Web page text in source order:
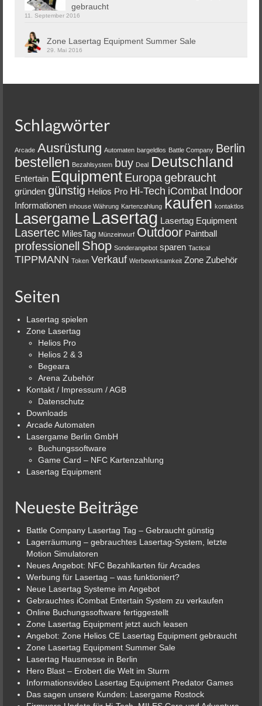
gebraucht
11. September 2016
Zone Lasertag Equipment Summer Sale
29. Mai 2016
Schlagwörter
Arcade Ausrüstung Automaten bargeldlos Battle Company Berlin
bestellen Bezahlsystem buy Deal Deutschland
Entertain Equipment Europagebraucht
gründen günstig Helios Pro Hi-Tech iCombat Indoor
Informationen inhouse Währung Kartenzahlung kaufen kontaktlos
Lasergame Lasertag Lasertag Equipment
Lasertec MilesTag Münzeinwurf Outdoor Paintball
professionell Shop Sonderangebot sparen Tactical
TIPPMANN Token Verkauf Werbewirksamkeit Zone Zubehör
Seiten
Lasertag spielen
Zone Lasertag
Helios Pro
Helios 2 & 3
Begeara
Arena Zubehör
Kontakt / Impressum / AGB
Datenschutz
Downloads
Arcade Automaten
Lasergame Berlin GmbH
Buchungssoftware
Game Card – NFC Kartenzahlung
Lasertag Equipment
Neueste Beiträge
Battle Company Lasertag Tag – Gebraucht günstig
Lagerräumung – gebrauchtes Lasertag-System, letzte
Motion Simulatoren
Neues Angebot: NFC Bezahlkarten für Arcades
Werbung für Lasertag – was funktioniert?
Neue Lasertag Systeme im Angebot
Gebrauchtes iCombat Entertain System zu verkaufen
Online Buchungssoftware fertiggestellt
Zone Lasertag Equipment jetzt auch leasen
Angebot: Zone Helios CE Lasertag Equipment gebraucht
Zone Lasertag Equipment Summer Sale
Lasertag Hausmesse in Berlin
Hero Blast – Erobert die Welt im Sturm
Informationsvideo Lasertag Equipment Predator Games
Das sagen unsere Kunden: Lasergame Rostock